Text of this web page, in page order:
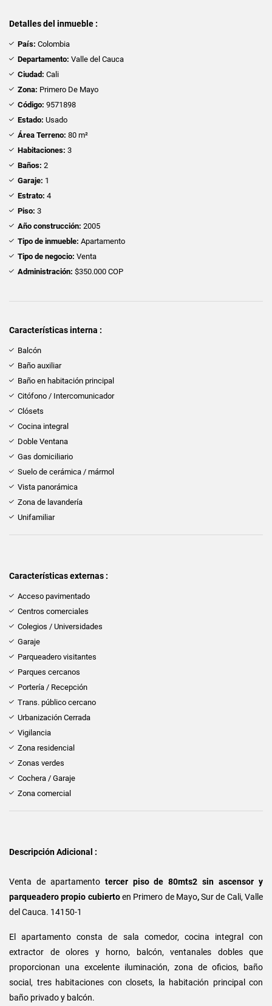
Detalles del inmueble :
País: Colombia
Departamento: Valle del Cauca
Ciudad: Cali
Zona: Primero De Mayo
Código: 9571898
Estado: Usado
Área Terreno: 80 m²
Habitaciones: 3
Baños: 2
Garaje: 1
Estrato: 4
Piso: 3
Año construcción: 2005
Tipo de inmueble: Apartamento
Tipo de negocio: Venta
Administración: $350.000 COP
Características interna :
Balcón
Baño auxiliar
Baño en habitación principal
Citófono / Intercomunicador
Clósets
Cocina integral
Doble Ventana
Gas domiciliario
Suelo de cerámica / mármol
Vista panorámica
Zona de lavandería
Unifamiliar
Características externas :
Acceso pavimentado
Centros comerciales
Colegios / Universidades
Garaje
Parqueadero visitantes
Parques cercanos
Portería / Recepción
Trans. público cercano
Urbanización Cerrada
Vigilancia
Zona residencial
Zonas verdes
Cochera / Garaje
Zona comercial
Descripción Adicional :
Venta de apartamento tercer piso de 80mts2 sin ascensor y
parqueaderopropio cubierto en Primero de Mayo,Sur de Cali, Valle
del Cauca. 14150-1
El apartamento consta de sala comedor, cocina integral con
extractor de olores y horno, balcón, ventanales dobles que
proporcionan una excelente iluminación, zona de oficios, baño
social, tres habitaciones con closets, la habitación principal con
baño privado y balcón.